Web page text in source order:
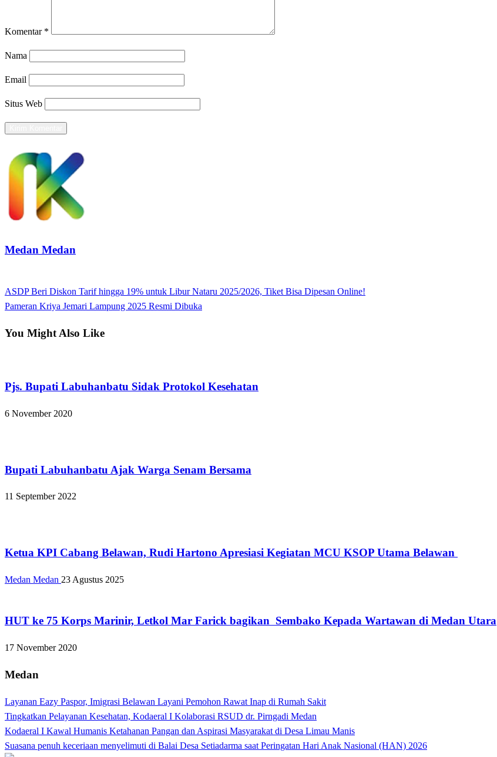
Komentar *
Nama
Email
Situs Web
Medan Medan
Navigasi
Previous
Post
ASDP Beri Diskon Tarif hingga 19% untuk Libur Nataru 2025/2026, Tiket Bisa Dipesan Online!
Next
Pameran Kriya Jemari Lampung 2025 Resmi Dibuka
You Might Also Like
Pjs. Bupati Labuhanbatu Sidak Protokol Kesehatan
6 November 2020
Bupati Labuhanbatu Ajak Warga Senam Bersama
11 September 2022
Ketua KPI Cabang Belawan, Rudi Hartono Apresiasi Kegiatan MCU KSOP Utama Belawan
Medan Medan 23 Agustus 2025
HUT ke 75 Korps Marinir, Letkol Mar Farick bagikan Sembako Kepada Wartawan di Medan Utara
17 November 2020
Medan
Layanan Eazy Paspor, Imigrasi Belawan Layani Pemohon Rawat Inap di Rumah Sakit
Tingkatkan Pelayanan Kesehatan, Kodaeral I Kolaborasi RSUD dr. Pirngadi Medan‎
Kodaeral I Kawal Humanis Ketahanan Pangan dan Aspirasi Masyarakat di Desa Limau Manis
Suasana penuh keceriaan menyelimuti di Balai Desa Setiadarma saat Peringatan Hari Anak Nasional (HAN) 2026